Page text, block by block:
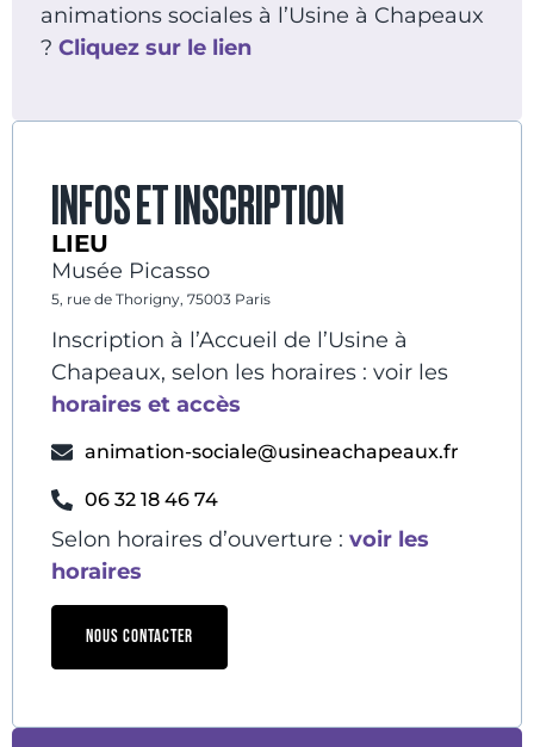
animations sociales à l’Usine à Chapeaux
? Cliquez sur le lien
INFOS ET INSCRIPTION
LIEU
Musée Picasso
5, rue de Thorigny, 75003 Paris
Inscription à l’Accueil de l’Usine à
Chapeaux, selon les horaires : voir les
horaires et accès
animation-sociale@usineachapeaux.fr
06 32 18 46 74
Selon horaires d’ouverture : voir les
horaires
NOUS CONTACTER